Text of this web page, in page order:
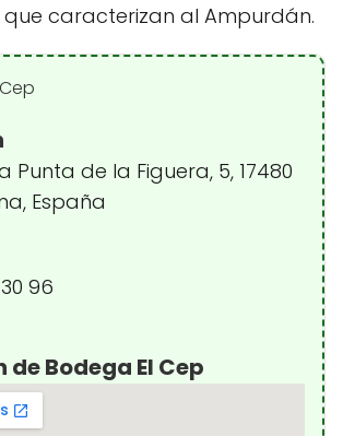
caracterizan al Ampurdán.
Punta de la Figuera, 5, 17480
España
96
Bodega El Cep